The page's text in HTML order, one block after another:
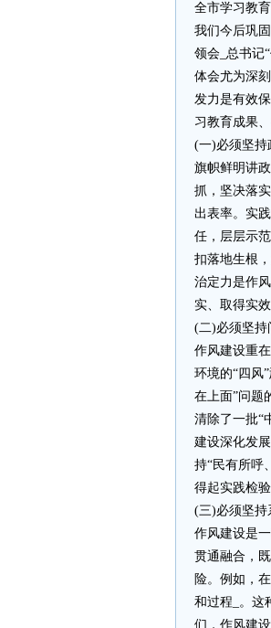
全市学习教
我们今后巩
领会_总书记
体会尤为深
发力是有效
习教育成果
(一)必须坚持
旗帜鲜明讲
抓，坚决落
出表率。实
任，层层示
扣落地生根
治定力是作
实、取得实
(二)必须坚持
作风建设重
环境的“四风
在上面”问题
清除了一批“
建设深化发
持“民有所呼
得起实践检验
(三)必须坚持
作风建设是
贯通融合，
险。例如，
和过程_。这
们，作风建